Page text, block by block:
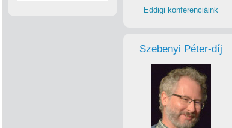
Eddigi konferenciáink
Szebenyi Péter-díj